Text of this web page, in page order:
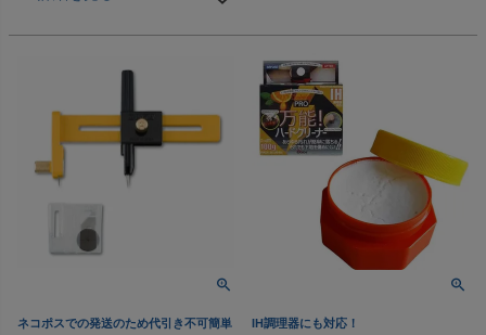
ネコポスでの発送のため代引き不可簡単
IH調理器にも対応！